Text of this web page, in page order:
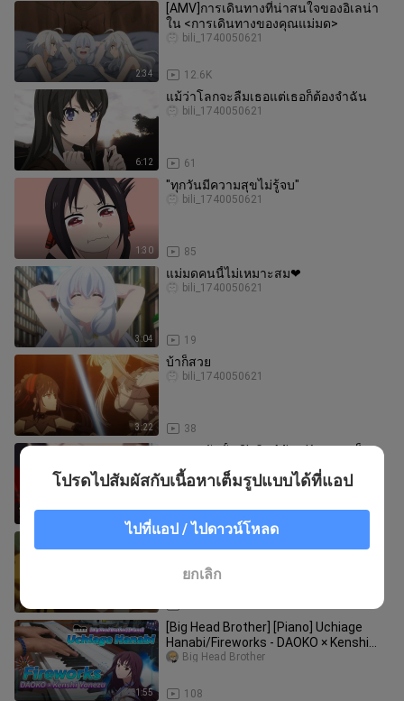
2:34
[AMV]การเดินทางที่น่าสนใจของอิเลน่า
ใน <การเดินทางของคุณแม่มด>
12.6K
bili_1740050621
6:12
แม้ว่าโลกจะลืมเธอแต่เธอก็ต้องจำฉัน
61
bili_1740050621
1:30
"ทุกวันมีความสุขไม่รู้จบ"
85
bili_1740050621
3:04
แม่มดคนนี้ไม่เหมาะสม❤
19
bili_1740050621
3:22
บ้าก็สวย
38
bili_1740050621
คางุยะ อัลบั้ม 2! เปิด Miss Kaguya เป็น
อัลบั้มสีขาว!
bili_1740050621
เทพมรณะผู้คดเคี้ยวที่เดินทางผ่านอีกโลก
หนึ่ง
bili_1740050621
1:55
[Big Head Brother] [Piano] Uchiage
Hanabi/Fireworks - DAOKO × Kenshi
Yonezu
108
Big Head Brother
โปรดไปสัมผัสกับเนื้อหาเต็มรูปแบบได้ที่แอป
ไปที่แอป / ไปดาวน์โหลด
ยกเลิก